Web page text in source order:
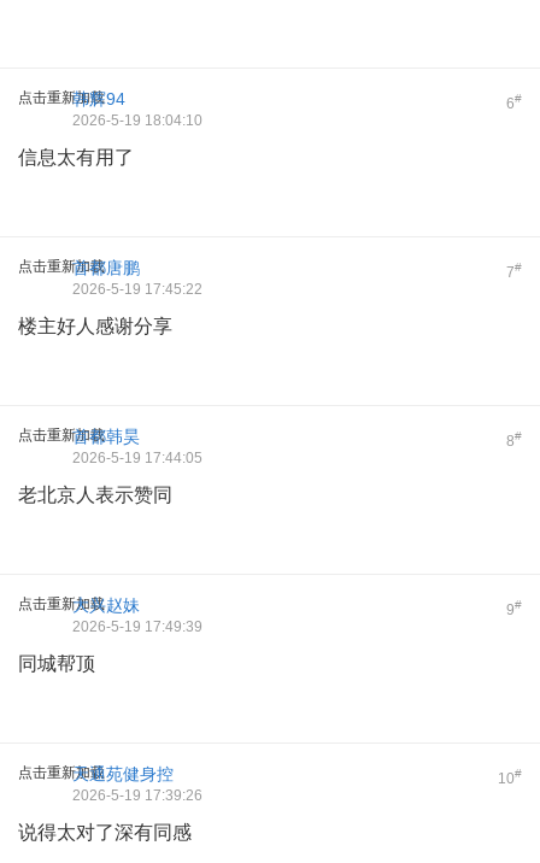
点击重新加载 6#
韩辉94
2026-5-19 18:04:10
信息太有用了
点击重新加载 7#
首都唐鹏
2026-5-19 17:45:22
楼主好人感谢分享
点击重新加载 8#
首都韩昊
2026-5-19 17:44:05
老北京人表示赞同
点击重新加载 9#
大兴赵妹
2026-5-19 17:49:39
同城帮顶
点击重新加载 10#
天通苑健身控
2026-5-19 17:39:26
说得太对了深有同感